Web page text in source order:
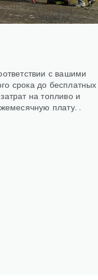
с вашими
срока до бесплатных
на топливо и
плату. .